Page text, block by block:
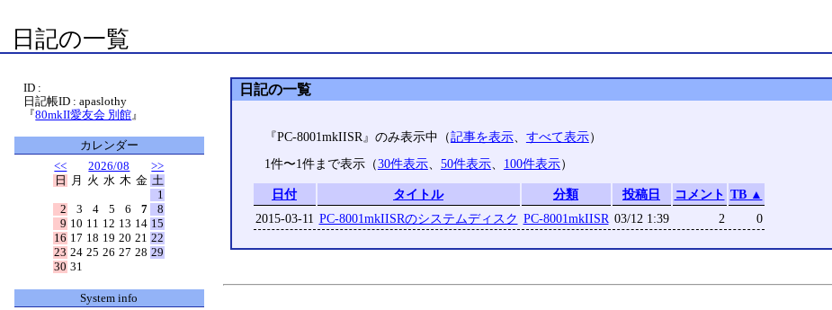
日記の一覧
日記の一覧
『PC-8001mkIISR』のみ表示中（記事を表示、 すべて表示）
1件〜1件まで表示（30件表示、 50件表示、 100件表示）
日付 タイトル 分類 投稿日 コメント TB ▲
2015-03-11 PC-8001mkIISRのシステムディスク PC-8001mkIISR 03/12 1:39 2 0
ID :
日記帳ID : apaslothy
『80mkII愛友会 別館 』
カレンダー
<<
2026/08
>>
日
月 火 水 木 金 土
1
2
3 4 5 6 7
8
9 10 11 12 13 14 15
16 17 18 19 20 21 22
23 24 25 26 27 28 29
30 31
System info